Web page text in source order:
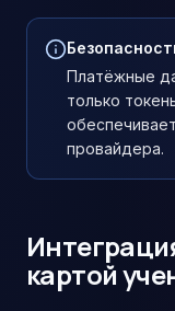
Платёжные
только
провайдера.
картой